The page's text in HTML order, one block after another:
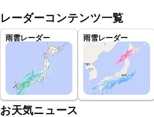
レーダーコンテンツ一覧
雨雲レーダー 雨雪レーダー
お天気ニュース